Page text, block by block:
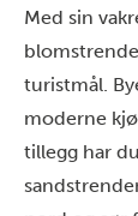
Med sin
turistmål.
moderne
tillegg har